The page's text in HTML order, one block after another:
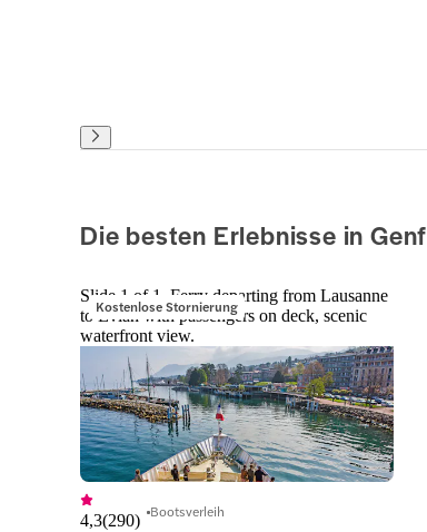
Die besten Erlebnisse in Genf
Kostenlose Stornierung
Slide 1 of 1, Ferry departing from Lausanne
to Evian with passengers on deck, scenic
waterfront view.
4,3(290) Bootsverleih